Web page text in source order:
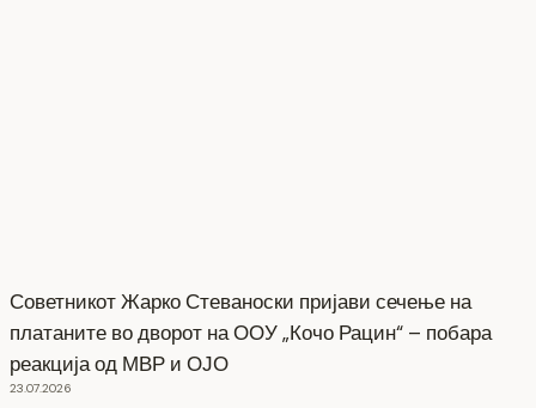
Советникот Жарко Стеваноски пријави сечење на
платаните во дворот на ООУ „Кочо Рацин“ – побара
реакција од МВР и ОЈО
23.07.2026